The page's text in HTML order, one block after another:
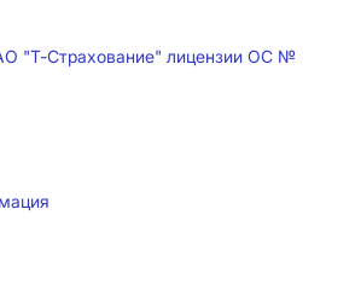
АО "Т-Страхование" лицензии ОС №